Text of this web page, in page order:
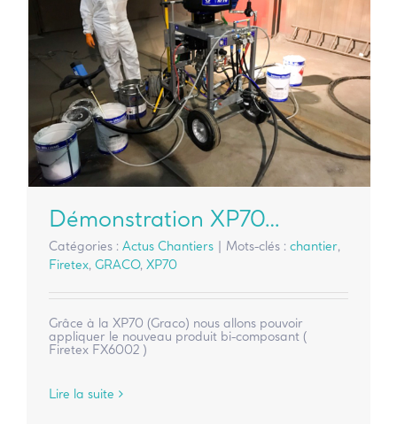
Démonstration XP70…
Catégories : Actus Chantiers Mots-clés : chantier,
Firetex, GRACO, XP70
Grâce à la XP70 (Graco) nous allons pouvoir
appliquer le nouveau produit bi-composant (
Firetex FX6002 )
Lire la suite